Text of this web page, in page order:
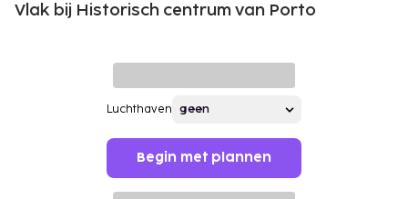
Vlak bij Historisch centrum van Porto
Luchthaven
Begin met plannen